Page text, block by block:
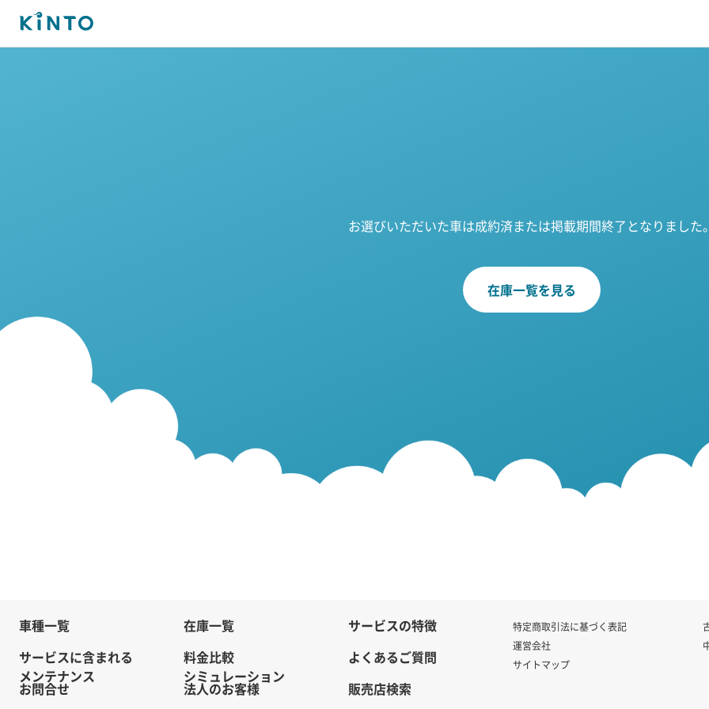
お選びいただいた車は成約済または掲載期間終了となりました
在庫一覧を見る
車種一覧 在庫一覧
サービスの特徴
サービスに含まれる
メンテナンス
料金比較
シミュレーション
よくあるご質問
お問合せ
法人のお客様 販売店検索
特定商取引法に基づく表記
運営会社
サイトマップ